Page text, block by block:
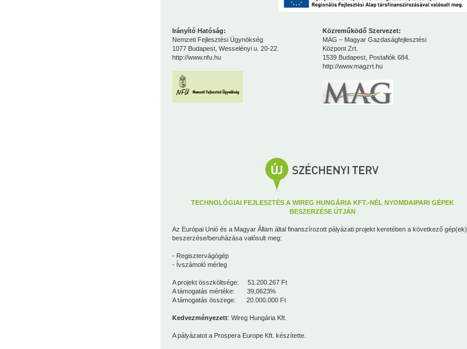
Irányító Hatóság:
Nemzeti Fejlesztési Ügynökség
1077 Budapest, Wesselényi u. 20-22.
http://www.nfu.hu
Közreműködő Szervezet:
MAG – Magyar Gazdaságfejlesztési
Központ Zrt.
1539 Budapest, Postafiók 684.
http://www.magzrt.hu
TECHNOLÓGIAI FEJLESZTÉS A WIREG HUNGÁRIA KFT.-NÉL NYOMDAIPARI GÉPEK
BESZERZÉSE ÚTJÁN
Az Európai Unió és a Magyar Állam által finanszírozott pályázati projekt keretében a következő gép(ek)
beszerzése/beruházása valósult meg:
- Regisztervágógép
- Ívszámoló mérleg
A projekt összköltsége: 51.200.267 Ft
A támogatás mértéke: 39,0623%
A támogatás összege: 20.000.000 Ft
Kedvezményezett: Wireg Hungária Kft.
A pályázatot a Prospera Europe Kft. készítette.